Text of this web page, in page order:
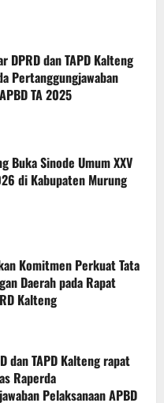
DPRD dan TAPD Kalteng
Pertanggungjawaban
TA 2025
Buka Sinode Umum XXV
di Kabupaten Murung
Komitmen Perkuat Tata
Daerah pada Rapat
Kalteng
dan TAPD Kalteng rapat
Raperda
Pelaksanaan APBD